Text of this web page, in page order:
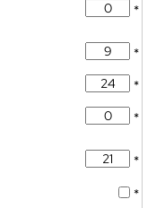
*
*
*
*
*
*